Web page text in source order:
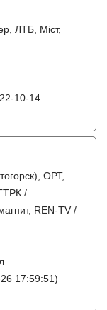
ЛТБ, Міст,
10-14
ОРТ,
/
REN-TV /
17:59:51)